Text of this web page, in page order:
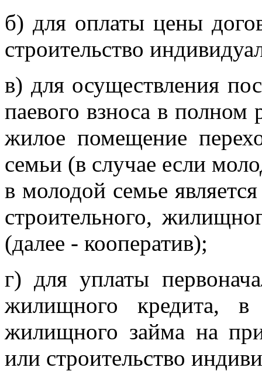
б) для оплаты цены
строительство
в) для осуществления
паевого взноса в полном
жилое помещение
семьи (в случае если
в молодой семье
строительного,
(далее - кооператив);
г) для уплаты
жилищного кредита,
жилищного займа на
или строительство